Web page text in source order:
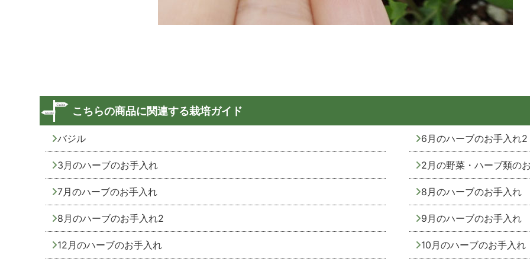
こちらの商品に関連する栽培ガイド
バジル 6月のハーブのお手入れ2
3月のハーブのお手入れ 2月の野菜・ハーブ類の
7月のハーブのお手入れ 8月のハーブのお手入れ
8月のハーブのお手入れ2 9月のハーブのお手入れ
12月のハーブのお手入れ 10月のハーブのお手入れ